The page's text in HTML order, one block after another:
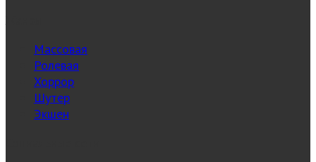
Массовая
Ролевая
Хоррор
Шутер
Экшен